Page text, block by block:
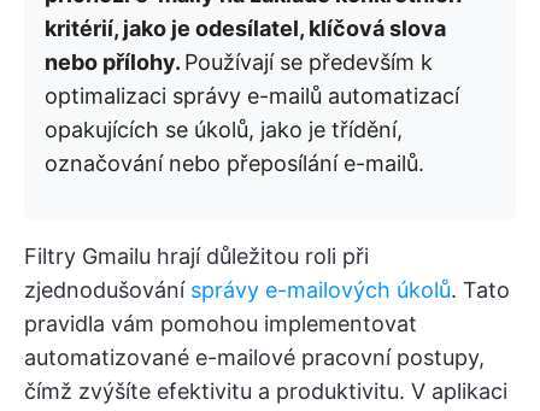
kritérií, jako je odesílatel, klíčová slova
nebo přílohy. Používají se především k
optimalizaci správy e-mailů automatizací
opakujících se úkolů, jako je třídění,
označování nebo přeposílání e-mailů.
Filtry Gmailu hrají důležitou roli při
zjednodušování správy e-mailových úkolů. Tato
pravidla vám pomohou implementovat
automatizované e-mailové pracovní postupy,
čímž zvýšíte efektivitu a produktivitu. V aplikaci